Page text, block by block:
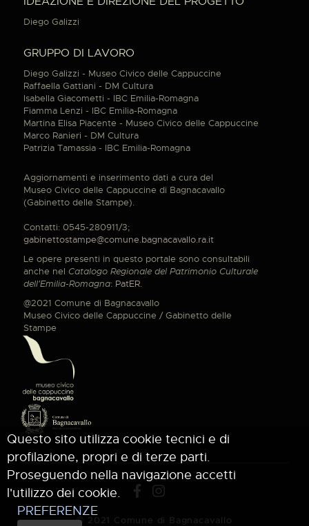
Diego Galizzi
GRUPPO DI LAVORO
Diego Galizzi - Museo Civico delle Cappuccine
Raffaella Gattiani - DM Cultura
Isabella Giacometti - IBC Emilia-Romagna
Fiamma Lenzi - IBC Emilia-Romagna
Martina Elisa Piacente - Museo Civico delle Cappuccine
Marco Ranieri - DM Cultura
Patrizia Tamassia - IBC Emilia-Romagna
Aggiornamenti e inserimento dati a cura del
Museo Civico delle Cappuccine di Bagnacavallo
(Gabinetto delle Stampe).
Contatti: 0545-280911/3;
gabinettostampe@comune.bagnacavallo.ra.it
Le opere presenti in questo portale sono consultabili
anche nel Catalogo Regionale del Patrimonio Culturale
dell'Emilia-Romagna: PatER.
@2021 Comune di Bagnacavallo
Museo Civico delle Cappuccine / Gabinetto delle
Stampe
© 2021 Comune di Bagnacavallo
Questo sito utilizza cookie tecnici e di
profilazione, propri e di terze parti.
Proseguendo nella navigazione accetti
l'utilizzo dei cookie.
PREFERENZE